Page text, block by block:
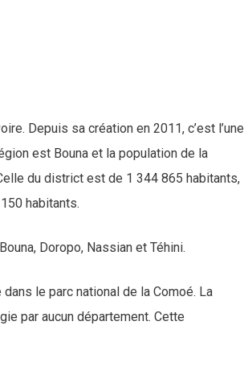
Depuis sa création en 2011, c’est l’une
est Bouna et la population de la
du district est de 1 344 865 habitants,
habitants.
Doropo, Nassian et Téhini.
le parc national de la Comoé. La
par aucun département. Cette